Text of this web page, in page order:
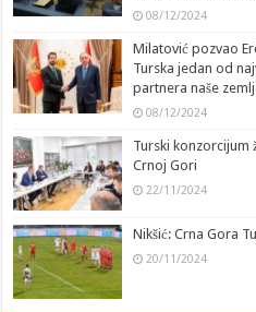
08/12/2024
Milatović pozvao
Turska jedan od
partnera naše
08/12/2024
Turski konzorcijum
Crnoj Gori
22/11/2024
Nikšić: Crna Gora
20/11/2024